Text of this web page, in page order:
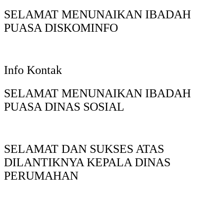
SELAMAT MENUNAIKAN IBADAH
PUASA DISKOMINFO
Info Kontak
SELAMAT MENUNAIKAN IBADAH
PUASA DINAS SOSIAL
SELAMAT DAN SUKSES ATAS
DILANTIKNYA KEPALA DINAS
PERUMAHAN